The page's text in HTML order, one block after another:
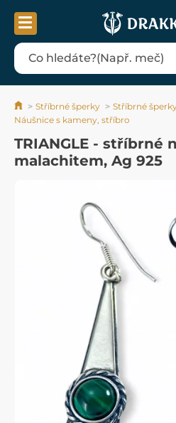
Stříbrné šperky
Stříbrné
Náušnice s kameny, stříbro
TRIANGLE - stříbrné
malachitem, Ag 925